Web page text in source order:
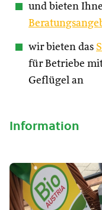
und bieten
wir bieten das
für Betriebe
Geflügel an
Information